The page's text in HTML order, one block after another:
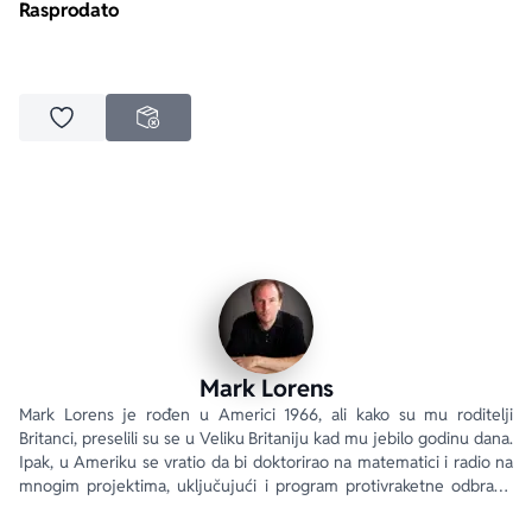
Rasprodato
Dodaj u omiljeneNEDOSTUPNO
Mark Lorens
Mark Lorens je rođen u Americi 1966, ali kako su mu roditelji
Britanci, preselili su se u Veliku Britaniju kad mu jebilo godinu dana.
Ipak, u Ameriku se vratio da bi doktorirao na matematici i radio na
mnogim projektima, uključujući i program protivraketne odbrane